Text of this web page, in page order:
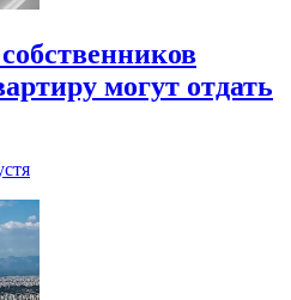
могут отдать